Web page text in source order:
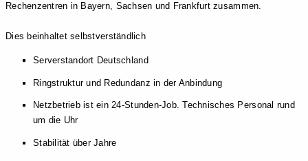
Rechenzentren in Bayern, Sachsen und Frankfurt zusammen.
Dies beinhaltet selbstverständlich
Serverstandort Deutschland
Ringstruktur und Redundanz in der Anbindung
Netzbetrieb ist ein 24-Stunden-Job. Technisches Personal rund
um die Uhr
Stabilität über Jahre